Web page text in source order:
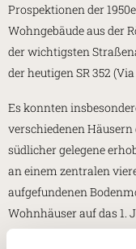
Prospektionen der
Wohngebäude aus der
der wichtigsten
der heutigen SR 352
Es konnten
verschiedenen
südlicher gelegene
an einem zentralen
aufgefundenen
Wohnhäuser auf das 1.
Umbauten in der